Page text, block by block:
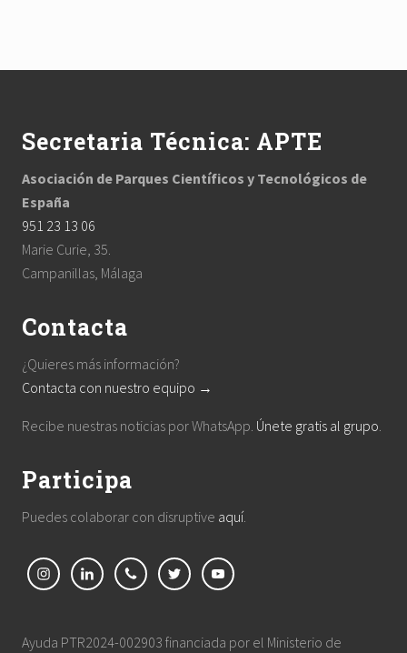
e
e
Secretaria Técnica: APTE
Asociación de Parques Científicos y Tecnológicos de
España
951 23 13 06
Marie Curie, 35.
Campanillas, Málaga
Contacta
¿Quieres más información?
Contacta con nuestro equipo →
Recibe nuestras noticias por WhatsApp. Únete gratis al grupo.
Participa
Puedes colaborar con disruptive aquí.
Ayuda PTR2024-002903 financiada por el Ministerio de